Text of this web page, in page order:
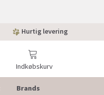
Hurtig levering
Indkøbskurv
Brands